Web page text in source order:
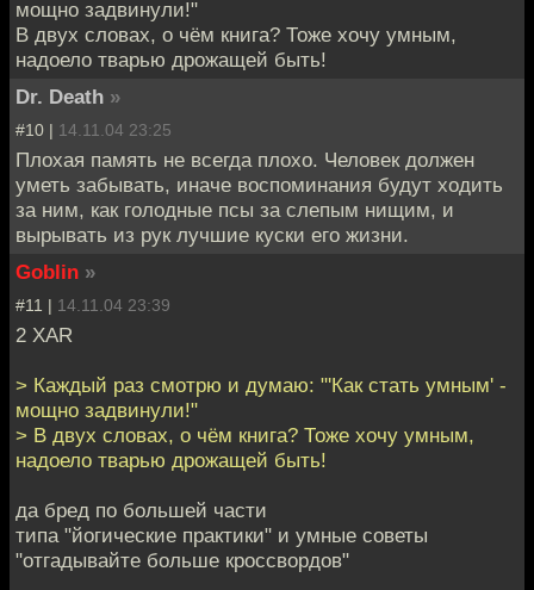
мощно задвинули!"
В двух словах, о чём книга? Тоже хочу умным,
надоело тварью дрожащей быть!
Dr. Death »
#10 | 14.11.04 23:25
Плохая память не всегда плохо. Человек должен
уметь забывать, иначе воспоминания будут ходить
за ним, как голодные псы за слепым нищим, и
вырывать из рук лучшие куски его жизни.
Goblin »
#11 | 14.11.04 23:39
2 XAR
> Каждый раз смотрю и думаю: "'Как стать умным' -
мощно задвинули!"
> В двух словах, о чём книга? Тоже хочу умным,
надоело тварью дрожащей быть!
да бред по большей части
типа "йогические практики" и умные советы
"отгадывайте больше кроссвордов"